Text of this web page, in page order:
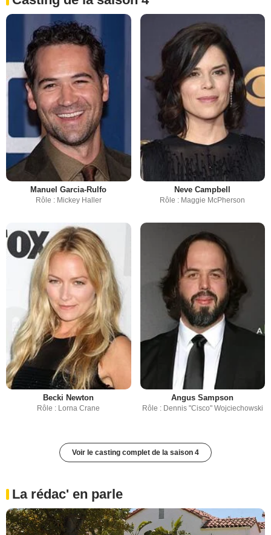
Manuel Garcia-Rulfo
Rôle : Mickey Haller
Neve Campbell
Rôle : Maggie McPherson
Becki Newton
Rôle : Lorna Crane
Angus Sampson
Rôle : Dennis "Cisco" Wojciechowski
Voir le casting complet de la saison 4
La rédac' en parle